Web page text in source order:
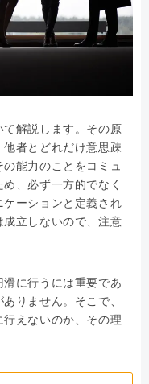
解説します。その原
者とどれだけ意思疎
能力のことをコミュ
、必ず一方的でなく
ーションと定義され
成立しないので、注意
に行うには重要であ
りません。そこで、
えないのか、その理